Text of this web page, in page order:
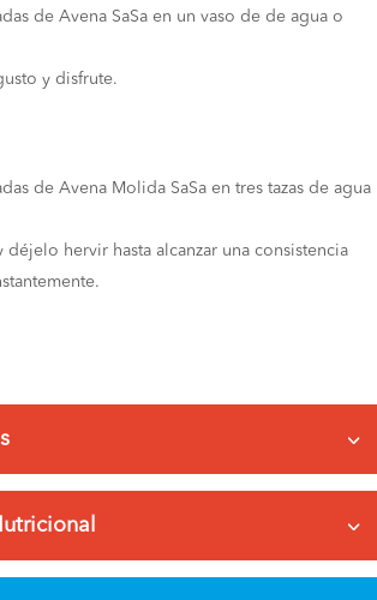
de Avena SaSa en un vaso de de agua o
y disfrute.
de Avena Molida SaSa en tres tazas de agua
déjelo hervir hasta alcanzar una consistencia